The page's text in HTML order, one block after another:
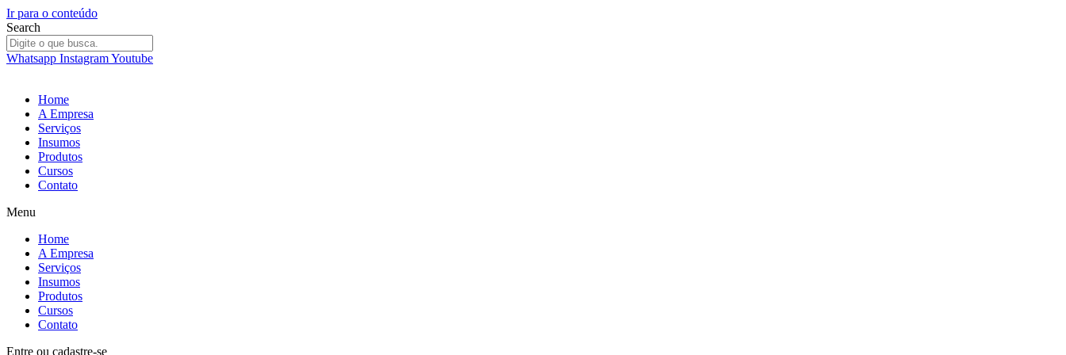
Ir para o conteúdo
Search
Whatsapp InstagramYoutube
Home
A Empresa
Serviços
Insumos
Produtos
Cursos
Contato
Menu
Home
A Empresa
Serviços
Insumos
Produtos
Cursos
Contato
Entre ou cadastre-se